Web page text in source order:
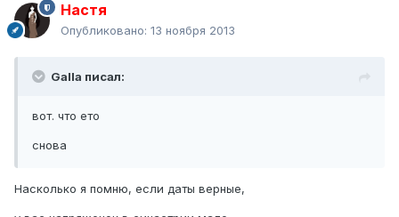
Настя
Опубликовано: 13 ноября 2013
Galla писал:
вот. что ето
снова
Насколько я помню, если даты верные,